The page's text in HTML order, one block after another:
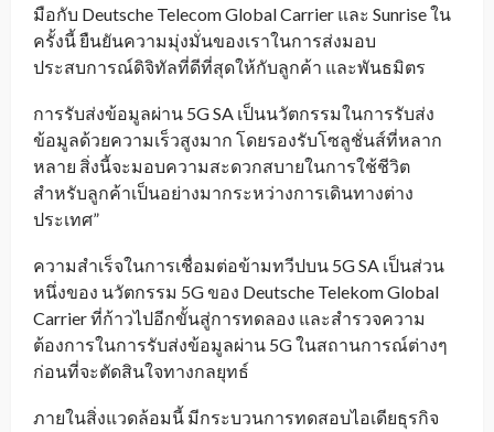
มือกับ Deutsche Telecom Global Carrier และ Sunrise ใน
ครั้งนี้ ยืนยันความมุ่งมั่นของเราในการส่งมอบ
ประสบการณ์ดิจิทัลที่ดีที่สุดให้กับลูกค้า และพันธมิตร
การรับส่งข้อมูลผ่าน 5G SA เป็นนวัตกรรมในการรับส่ง
ข้อมูลด้วยความเร็วสูงมาก โดยรองรับโซลูชั่นส์ที่หลาก
หลาย สิ่งนี้จะมอบความสะดวกสบายในการใช้ชีวิต
สำหรับลูกค้าเป็นอย่างมากระหว่างการเดินทางต่าง
ประเทศ”
ความสำเร็จในการเชื่อมต่อข้ามทวีปบน 5G SA เป็นส่วน
หนึ่งของ นวัตกรรม 5G ของ Deutsche Telekom Global
Carrier ที่ก้าวไปอีกขั้นสู่การทดลอง และสำรวจความ
ต้องการในการรับส่งข้อมูลผ่าน 5G ในสถานการณ์ต่างๆ
ก่อนที่จะตัดสินใจทางกลยุทธ์
ภายในสิ่งแวดล้อมนี้ มีกระบวนการทดสอบไอเดียธุรกิจ